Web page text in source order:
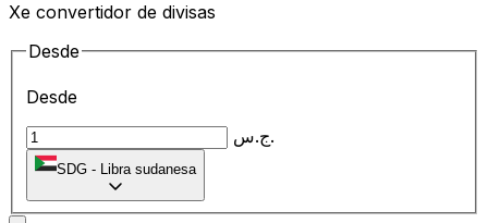
Xe convertidor de divisas
Desde
Desde
ج.س.
SDG - Libra sudanesa